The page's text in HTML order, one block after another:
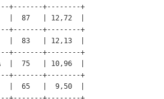
+-------+--------+
|  87   | 12,72  |
+-------+--------+
|  83   | 12,13  |
+-------+--------+
|  75   | 10,96  |
+-------+--------+
|  65   |  9,50  |